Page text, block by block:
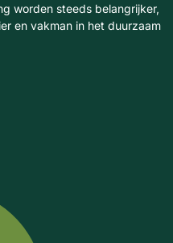
worden steeds belangrijker,
en vakman in het duurzaam